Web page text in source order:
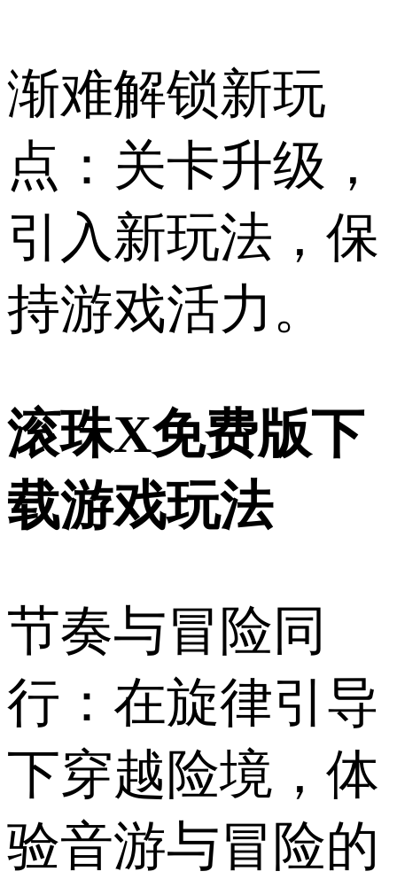
渐难解锁新玩
点：关卡升级，
引入新玩法，保
持游戏活力。
滚珠X免费版下
载游戏玩法
节奏与冒险同
行：在旋律引导
下穿越险境，体
验音游与冒险的